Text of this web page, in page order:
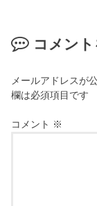
コメン
メールアドレスが
欄は必須項目です
コメント ※